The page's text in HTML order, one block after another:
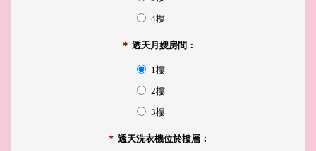
4樓
＊ 透天月嫂房間：
1樓
2樓
3樓
＊ 透天洗衣機位於樓層：